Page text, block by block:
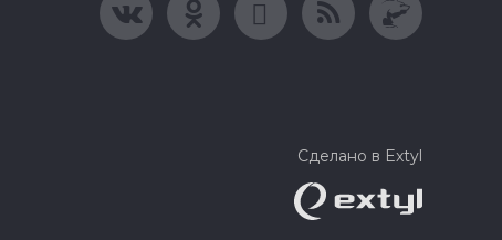
Сделано в Extyl